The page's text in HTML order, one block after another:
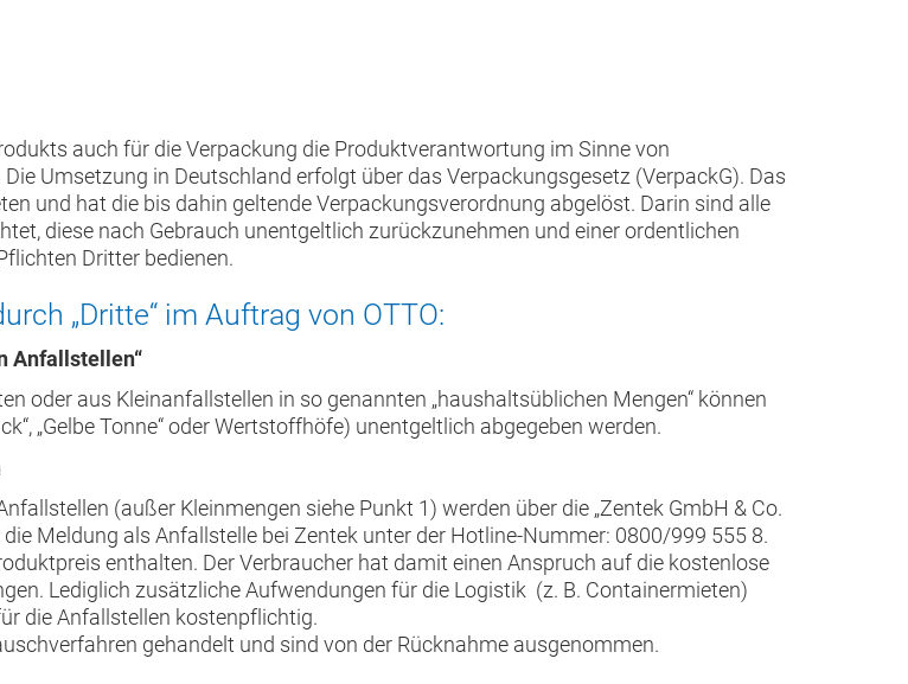
auch für die Verpackung die Produktverantwortung im Sinne von
Umsetzung in Deutschland erfolgt über das Verpackungsgesetz (VerpackG). Das
und hat die bis dahin geltende Verpackungsverordnung abgelöst. Darin sind alle
diese nach Gebrauch unentgeltlich zurückzunehmen und einer ordentlichen
Dritter bedienen.
„Dritte“ im Auftrag von OTTO:
Anfallstellen“
oder aus Kleinanfallstellen in so genannten „haushaltsüblichen Mengen“ können
„Gelbe Tonne“ oder Wertstoffhöfe) unentgeltlich abgegeben werden.
(außer Kleinmengen siehe Punkt 1) werden über die „Zentek GmbH & Co.
Meldung als Anfallstelle bei Zentek unter der Hotline-Nummer: 0800/999 555 8.
enthalten. Der Verbraucher hat damit einen Anspruch auf die kostenlose
Lediglich zusätzliche Aufwendungen für die Logistik (z. B. Containermieten)
die Anfallstellen kostenpflichtig.
gehandelt und sind von der Rücknahme ausgenommen.